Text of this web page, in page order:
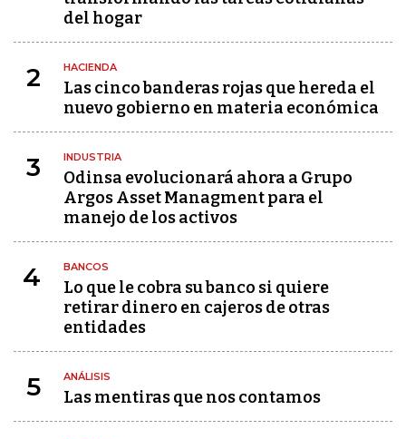
del hogar
2 HACIENDA
Las cinco banderas rojas que hereda el
nuevo gobierno en materia económica
3 INDUSTRIA
Odinsa evolucionará ahora a Grupo
Argos Asset Managment para el
manejo de los activos
4 BANCOS
Lo que le cobra su banco si quiere
retirar dinero en cajeros de otras
entidades
5 ANÁLISIS
Las mentiras que nos contamos